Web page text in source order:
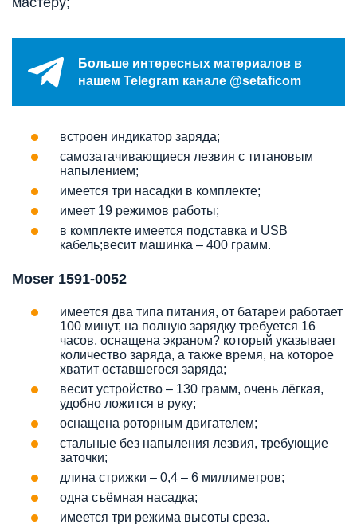
Больше интересных материалов в
нашем Telegram канале @setaficom
встроен индикатор заряда;
самозатачивающиеся лезвия с титановым
напылением;
имеется три насадки в комплекте;
имеет 19 режимов работы;
в комплекте имеется подставка и USB
кабель;весит машинка – 400 грамм.
Moser 1591-0052
имеется два типа питания, от батареи работает
100 минут, на полную зарядку требуется 16
часов, оснащена экраном? который указывает
количество заряда, а также время, на которое
хватит оставшегося заряда;
весит устройство – 130 грамм, очень лёгкая,
удобно ложится в руку;
оснащена роторным двигателем;
стальные без напыления лезвия, требующие
заточки;
длина стрижки – 0,4 – 6 миллиметров;
одна съёмная насадка;
имеется три режима высоты среза.